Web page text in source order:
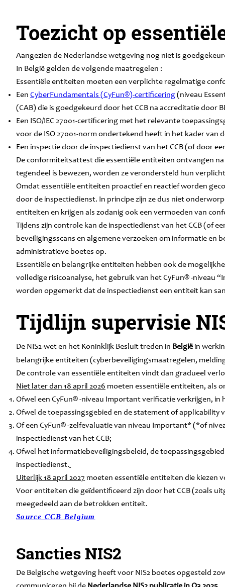
Toezicht op
Aangezien de Nederlandse wetgeving nog niet is
In België gelden de volgende maatregelen :
Essentiële entiteiten moeten een verplichte regelmatige
EenCyberFundamentals (CyFun®)-certificering(niveau
(CAB) die is goedgekeurd door het CCB na accreditatie door
Een ISO/IEC 27001-certificering met het relevante
voor de ISO 27001-norm ondertekend heeft in het kader
Een inspectie door de inspectiedienst van het CCB (of door
De conformiteitsattest die essentiële entiteiten ontvangen
tegendeel is bewezen, worden ze verondersteld hun
Omdat essentiële entiteiten proactief en reactief worden
door de inspectiedienst. In principe zijn ze dus niet
entiteiten en krijgen als zodanig ook een vermoeden van
Tijdens zijn controle kan de inspectiedienst van het CCB (of
beveiligingsscans en algemene verzoeken om informatie en
administratieve boetes op.
Essentiële en belangrijke entiteiten hebben ook de
volledige risicoanalyse, het gebruik van het CyFun® -niveau
worden opgemerkt dat de inspectiedienst een entiteit kan
Tijdlijn supervisie
De NIS2-wet en het Koninklijk Besluit treden in België in
belangrijke entiteiten (cyberbeveiligingsmaatregelen,
De controle van essentiële entiteiten vindt dan gradueel
Niet later dan 18 april 2026 moeten essentiële entiteiten, als
Ofwel een CyFun® -niveau Important verificatie verkrijgen,
Ofwel de toepassingsgebied en de statement of applicability
Of een CyFun® -zelfevaluatie van niveau Important* (*of
inspectiedienst van het CCB;
Ofwel het informatiebeveiligingsbeleid, de
inspectiedienst.
Uiterlijk 18 april 2027 moeten essentiële entiteiten die kiezen
Voor entiteiten die geïdentificeerd zijn door het CCB (zoals
meegedeeld aan de betrokken entiteit.
Source CCB Belgium
Sancties NIS2
De Belgische wetgeving heeft voor NIS2 boetes opgesteld